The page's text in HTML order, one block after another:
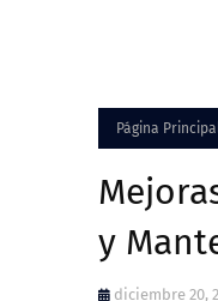
Página
y
diciembre 20,